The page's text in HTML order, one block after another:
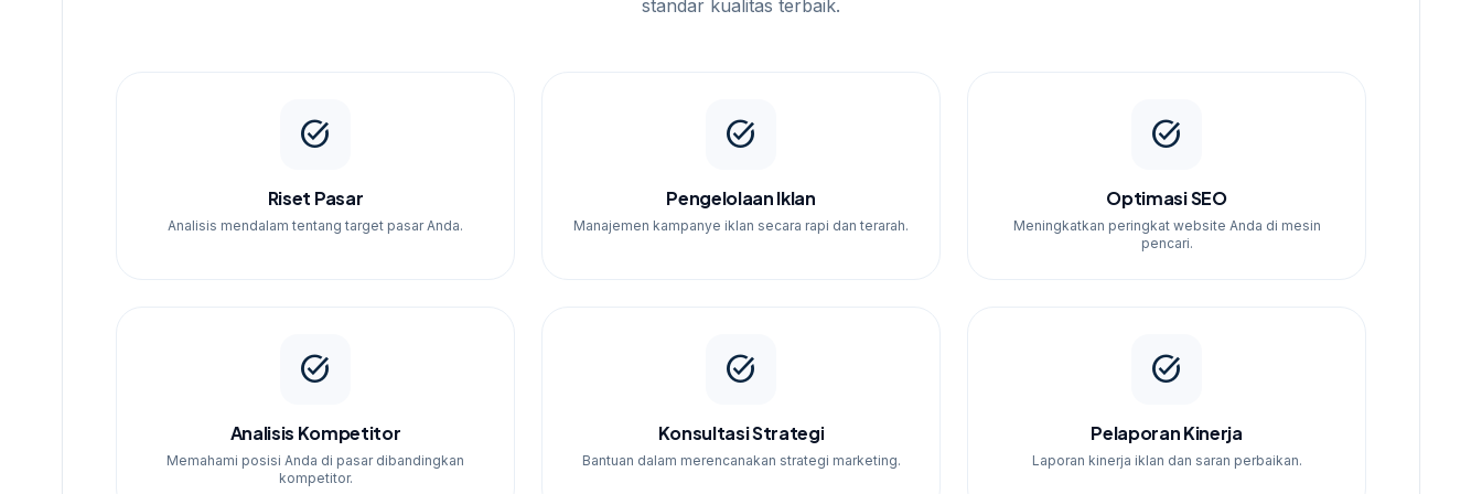
standar kualitas terbaik.
task_alt
Riset Pasar
Analisis mendalam tentang target pasar Anda.
task_alt
Pengelolaan Iklan
Manajemen kampanye iklan secara rapi dan terarah.
task_alt
Optimasi SEO
Meningkatkan peringkat website Anda di mesin
pencari.
task_alt
Analisis Kompetitor
Memahami posisi Anda di pasar dibandingkan
kompetitor.
task_alt
Konsultasi Strategi
Bantuan dalam merencanakan strategi marketing.
task_alt
Pelaporan Kinerja
Laporan kinerja iklan dan saran perbaikan.